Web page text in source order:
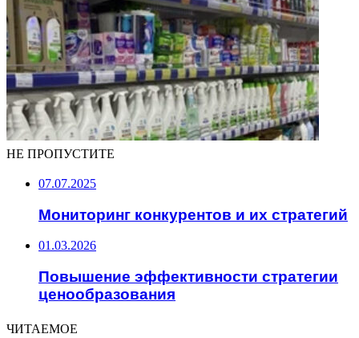
НЕ ПРОПУСТИТЕ
07.07.2025
Мониторинг конкурентов и их стратегий
01.03.2026
Повышение эффективности стратегии
ценообразования
ЧИТАЕМОЕ